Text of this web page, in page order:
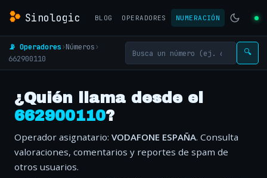
Sinologic BLOG OPERADORES NUMERACIÓN
📡 Operadores›Números›
662900110
🔍
¿Quién llama desde el
662900110?
Operador asignatario: VODAFONE ESPAÑA. Consulta
valoraciones, comentarios y reportes de spam de
otros usuarios.